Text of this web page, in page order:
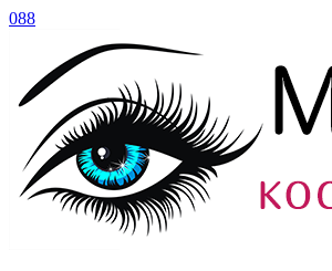
088